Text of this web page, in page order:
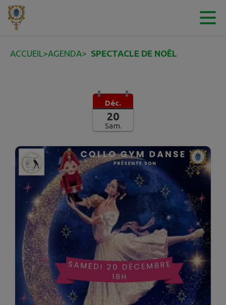
Contenu
ACCUEIL>AGENDA> SPECTACLE DE NOËL
Déc.
20
Sam.